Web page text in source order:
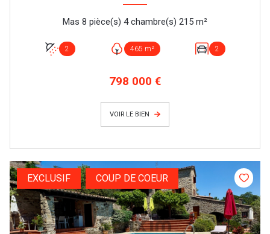
Mas 8 pièce(s) 4 chambre(s) 215 m²
2 465 m² 2
798 000 €
VOIR LE BIEN
EXCLUSIF COUP DE COEUR